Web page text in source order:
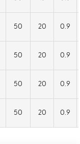
50 20 0.9
50 20 0.9
50 20 0.9
50 20 0.9